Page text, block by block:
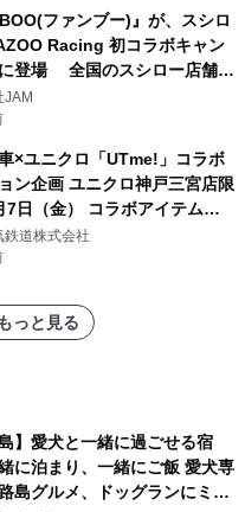
ファンブー)』が、スシロ
Racing 初コラボキャン
登場 全国のスシロー店舗で
の FUNBOO(ミニカー)付き
が展開されます
JAM
×ユニクロ「UTme!」コラボ
ン企画 ユニクロ神戸三宮店限
7日（金） コラボアイテムが
！
鉄道株式会社
っと見る
島】愛犬と一緒に過ごせる宿
に泊まり、一緒にご飯 愛犬専
島グルメ、ドッグランにミニ